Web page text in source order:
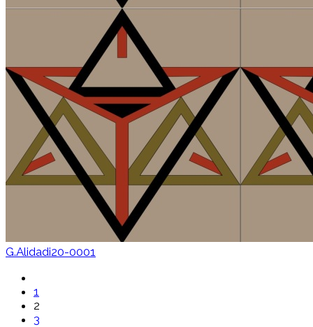
G.Alidadi20-0001
1
2
3